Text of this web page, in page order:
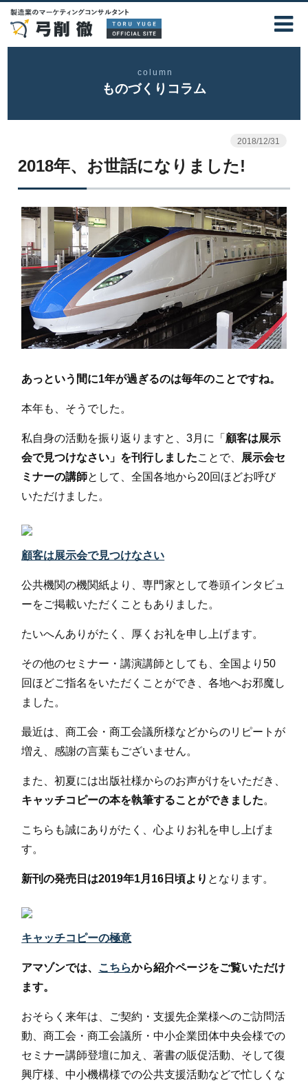
column
ものづくりコラム
2018/12/31
2018年、お世話になりました!
あっという間に1年が過ぎるのは毎年のことですね。
本年も、そうでした。
私自身の活動を振り返りますと、3月に「 顧客は展示
会で見つけなさい」を刊行しましたことで、
展示会セ
ミナーの講師として、全国各地から20回ほどお呼び
いただけました。
顧客は展示会で見つけなさい
公共機関の機関紙より、専門家として巻頭インタビュ
ーをご掲載いただくこともありました。
たいへんありがたく、厚くお礼を申し上げます。
その他のセミナー・講演講師としても、全国より50
回ほどご指名をいただくことができ、各地へお邪魔し
ました。
最近は、商工会・商工会議所様などからのリピートが
増え、感謝の言葉もございません。
また、初夏には出版社様からのお声がけをいただき、
キャッチコピーの本を執筆することができました。
こちらも誠にありがたく、心よりお礼を申し上げま
す。
新刊の発売日は2019年1月16日頃より となります。
キャッチコピーの極意
アマゾンでは、 こちらから紹介ページをご覧いただけ
ます。
おそらく来年は、ご契約・支援先企業様へのご訪問活
動、商工会・商工会議所・中小企業団体中央会様での
セミナー講師登壇に加え、著書の販促活動、そして復
興庁様、中小機構様での公共支援活動などで忙しくな